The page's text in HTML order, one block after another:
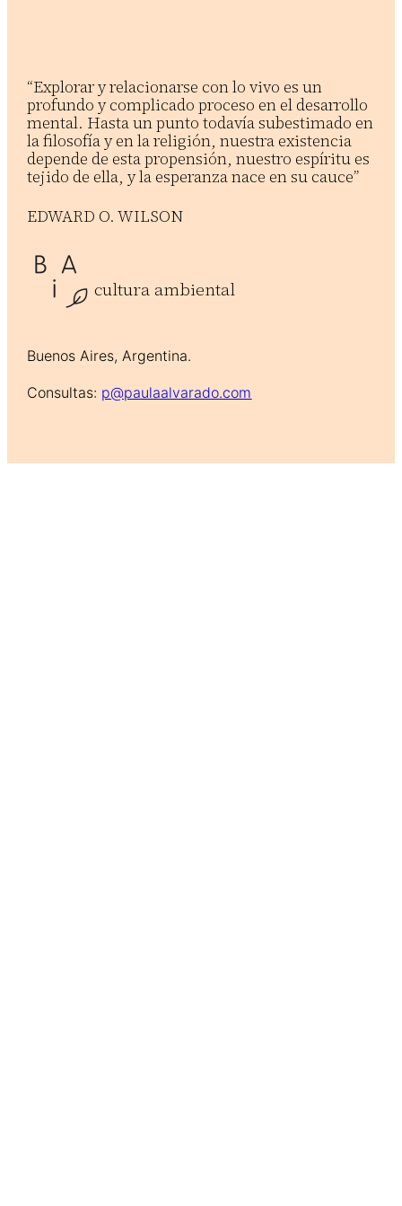
“Explorar y relacionarse con lo vivo es un
profundo y complicado proceso en el desarrollo
mental. Hasta un punto todavía subestimado en
la filosofía y en la religión, nuestra existencia
depende de esta propensión, nuestro espíritu es
tejido de ella, y la esperanza nace en su cauce”
EDWARD O. WILSON
cultura ambiental
Buenos Aires, Argentina.
Consultas: p@paulaalvarado.com